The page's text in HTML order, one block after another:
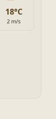
18°C
2 m/s